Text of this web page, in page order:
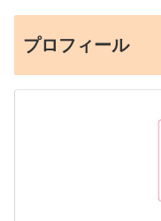
プロフィール